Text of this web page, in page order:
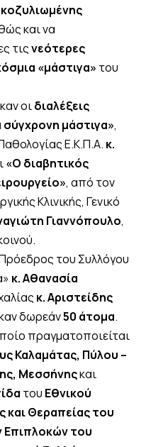
και να
τιςνεότερες
«μάστιγα» του
οιδιαλέξεις
μάστιγα»,
Ε.Κ.Π.Α. κ.
«Ο διαβητικός
, από τον
Κλινικής, Γενικό
Γιαννόπουλο,
του Συλλόγου
κ. Αθανασία
κ. Αριστείδης
δωρεάν50 άτομα.
πραγματοποιείται
Καλαμάτας, Πύλου –
Μεσσήνηςκαι
του Εθνικού
και Θεραπείας του
Επιπλοκών του